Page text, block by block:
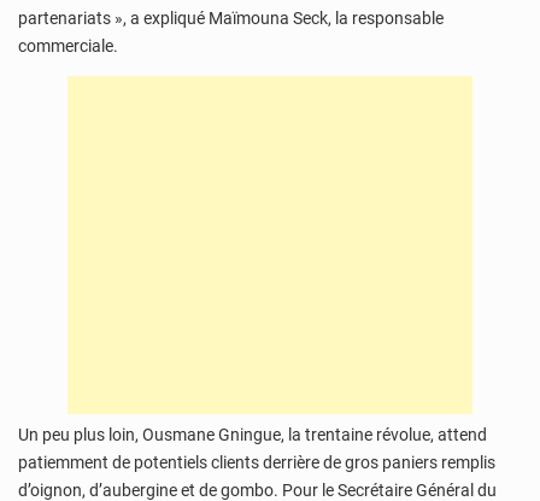
partenariats », a expliqué Maïmouna Seck, la responsable
commerciale.
Un peu plus loin, Ousmane Gningue, la trentaine révolue, attend
patiemment de potentiels clients derrière de gros paniers remplis
d’oignon, d’aubergine et de gombo. Pour le Secrétaire Général du